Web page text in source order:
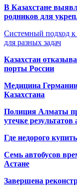
В Казахстане
родников для
Системный подход к
для разных задач
Казахстан
порты России
Медицина
Казахстана
Полиция Алматы
утечке
Где недорого
Семь автобусов
Астане
Завершена